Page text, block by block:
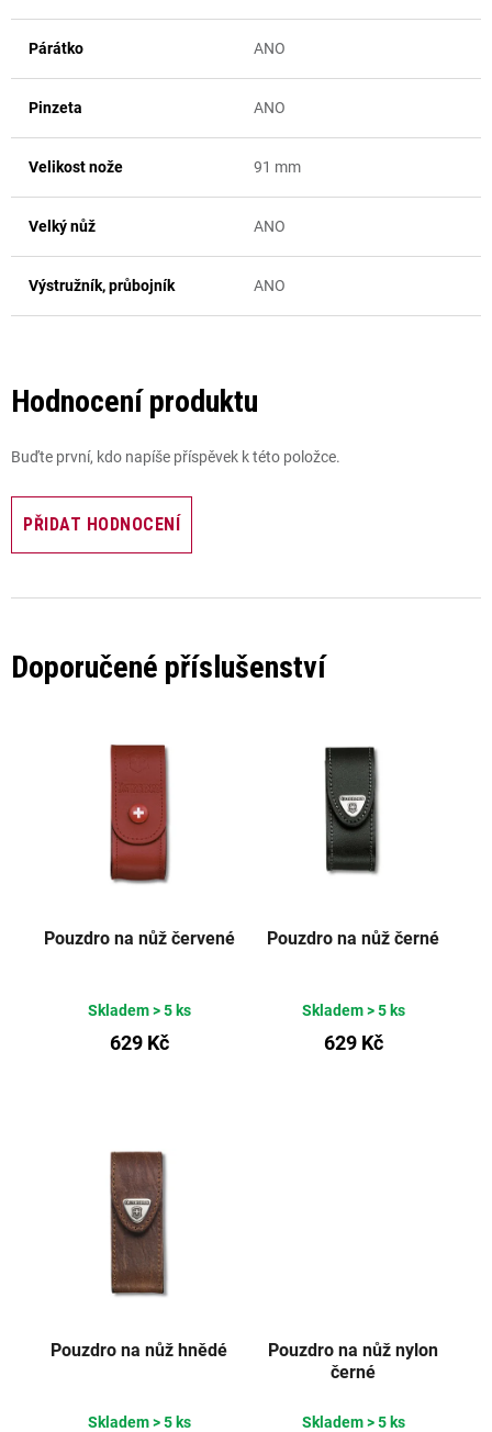
Párátko ANO
Pinzeta ANO
Velikost nože 91 mm
Velký nůž ANO
Výstružník, průbojník ANO
Hodnocení produktu
Buďte první, kdo napíše příspěvek k této položce.
PŘIDAT HODNOCENÍ
Doporučené příslušenství
Pouzdro na nůž červené
Skladem> 5 ks
629 Kč
Pouzdro na nůž černé
Skladem> 5 ks
629 Kč
Pouzdro na nůž hnědé
Skladem> 5 ks
Pouzdro na nůž nylon
černé
Skladem> 5 ks